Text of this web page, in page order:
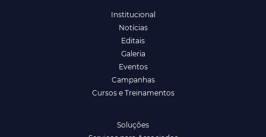
Institucional
Notícias
Editais
Galeria
Eventos
Campanhas
Cursos e Treinamentos
Soluções